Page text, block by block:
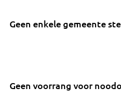
Geen enkele gemeente
Geen voorrang voor